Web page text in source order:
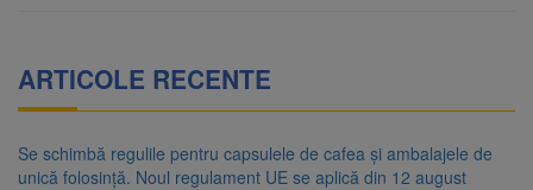
ARTICOLE RECENTE
Se schimbă regulile pentru capsulele de cafea și ambalajele de
unică folosință. Noul regulament UE se aplică din 12 august